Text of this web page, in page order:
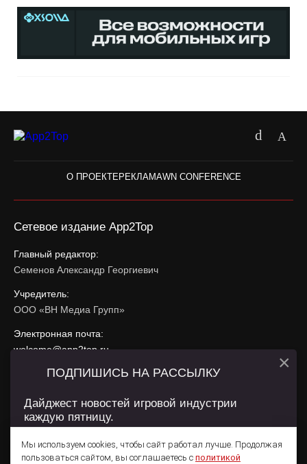
О ПРОЕКТЕ РЕКЛАМАWN CONFERENCE
Сетевое издание App2Top
Главный редактор:
Семенов Александр Георгиевич
Учредитель:
ООО «ВН Медиа Групп»
Электронная почта:
welcome@app2top.ru
При использовании материалов активная ссылка на
Сайт использует IP адреса, cookie, данные геолокации
использования содержатся вПолитике конфиденциальностии
Мы используем cookies, чтобы сайт работал лучше. Продолжая
пользоваться сайтом, вы соглашаетесь с политикой
ПОДПИШИСЬ НА РАССЫЛКУ
Дайджест новостей игровой индустрии
каждую пятницу.
×